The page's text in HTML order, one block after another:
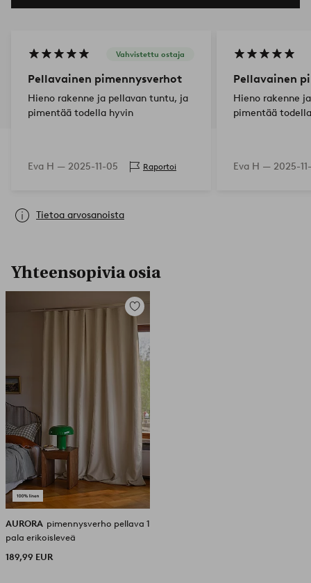
Vahvistettu ostaja
Pellavainen pimennysverhot
Hieno rakenne ja pellavan tuntu, ja
pimentää todella hyvin
Eva H — 2025-11-05 Raportoi
Pellavainen
Hieno rakenne
pimentää
Eva H — 2025-
Tietoa arvosanoista
Yhteensopivia osia
Lisää
AURORA pimennysverho pellava 1
pala erikoisleveä
189,99 EUR